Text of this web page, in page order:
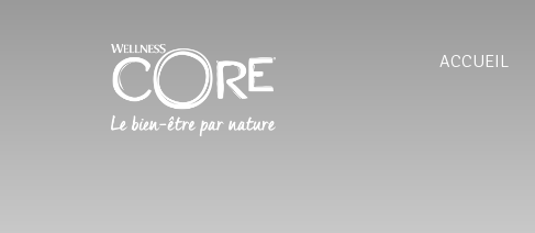
ACCUEIL